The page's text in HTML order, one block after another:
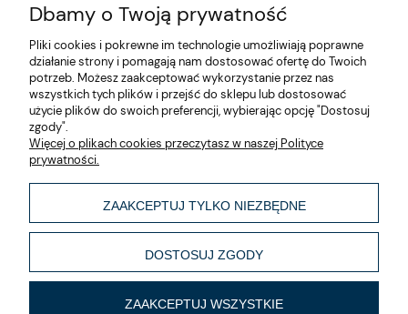
Kurier Gabaryt(- promocja)
Kurier Duża paczka / Paleta 450,00 zł
O nas
Moje konto
Informacje
Dbamy o Twoją prywatność
Pliki cookies i pokrewne im technologie umożliwiają poprawne
działanie strony i pomagają nam dostosować ofertę do Twoich
potrzeb. Możesz zaakceptować wykorzystanie przez nas
wszystkich tych plików i przejść do sklepu lub dostosować
użycie plików do swoich preferencji, wybierając opcję "Dostosuj
zgody".
Więcej o plikach cookies przeczytasz w naszej Polityce
prywatności.
ZAAKCEPTUJ TYLKO NIEZBĘDNE
DOSTOSUJ ZGODY
ZAAKCEPTUJ WSZYSTKIE